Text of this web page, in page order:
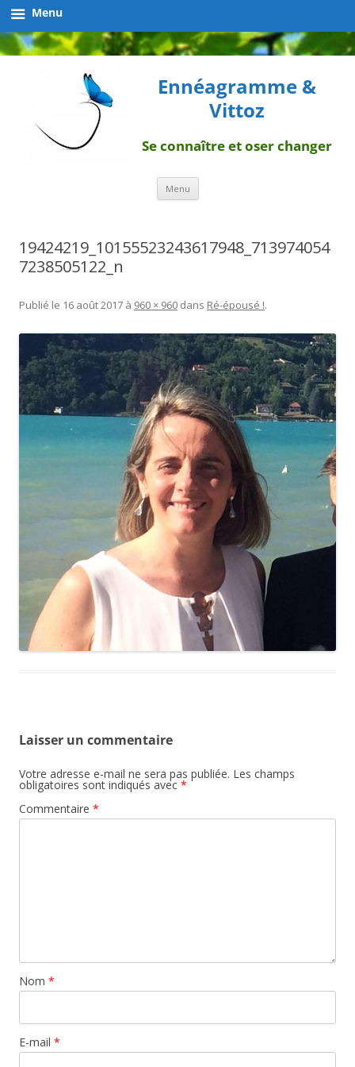
Ennéagramme &
Vittoz
Se connaître et oser changer
Menu Aller
contenu
19424219_10155523243617948_713974054
7238505122_n
Publié le 16 août 2017 à 960 × 960 dans Ré-épousé !.
Laisser un commentaire
Votre adresse e-mail ne sera pas publiée. Les champs
obligatoires sont indiqués avec *
Commentaire *
Nom *
E-mail *
Menu